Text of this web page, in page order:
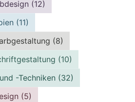
(12)
(11)
(8)
(10)
-Techniken (32)
(5)